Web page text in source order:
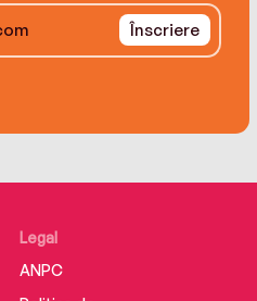
Înscriere
Legal
ANPC